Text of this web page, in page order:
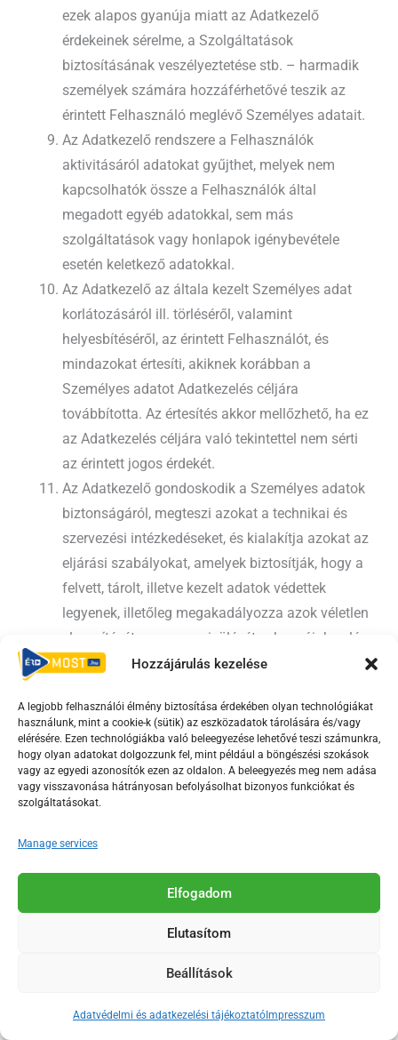
Hozzájárulás kezelése
A legjobb felhasználói élmény biztosítása érdekében olyan technológiákat
használunk, mint a cookie-k (sütik) az eszközadatok tárolására és/vagy
elérésére. Ezen technológiákba való beleegyezése lehetővé teszi számunkra,
hogy olyan adatokat dolgozzunk fel, mint például a böngészési szokások
vagy az egyedi azonosítók ezen az oldalon. A beleegyezés meg nem adása
vagy visszavonása hátrányosan befolyásolhat bizonyos funkciókat és
szolgáltatásokat.
Manage services
Elfogadom
Elutasítom
Beállítások
Adatvédelmi és adatkezelési tájékoztató Impresszum
ezek alapos gyanúja miatt az Adatkezelő
érdekeinek sérelme, a Szolgáltatások
biztosításának veszélyeztetése stb. – harmadik
személyek számára hozzáférhetővé teszik az
érintett Felhasználó meglévő Személyes adatait.
Az Adatkezelő rendszere a Felhasználók
aktivitásáról adatokat gyűjthet, melyek nem
kapcsolhatók össze a Felhasználók által
megadott egyéb adatokkal, sem más
szolgáltatások vagy honlapok igénybevétele
esetén keletkező adatokkal.
Az Adatkezelő az általa kezelt Személyes adat
korlátozásáról ill. törléséről, valamint
helyesbítéséről, az érintett Felhasználót, és
mindazokat értesíti, akiknek korábban a
Személyes adatot Adatkezelés céljára
továbbította. Az értesítés akkor mellőzhető, ha ez
az Adatkezelés céljára való tekintettel nem sérti
az érintett jogos érdekét.
Az Adatkezelő gondoskodik a Személyes adatok
biztonságáról, megteszi azokat a technikai és
szervezési intézkedéseket, és kialakítja azokat az
eljárási szabályokat, amelyek biztosítják, hogy a
felvett, tárolt, illetve kezelt adatok védettek
legyenek, illetőleg megakadályozza azok véletlen
elveszítését, megsemmisülését, a hozzájuk való
jogosulatlan hozzáférést, azok jogosulatlan
illetve terjesztését. E kötelezettség teljesítésére az
Adatkezelő minden olyan harmadik felet felhív,
akik részére Személyes adatokat továbbít.
Adatkezelő mindent megtesz a személyes adatok
vagy jogellenes kezelésével, véletlen
károsodásával szembeni védelmet is ideértve.
Az Adatkezelő felelős a fentiekben írtak
megtartására, annak igazolására.
gdpr@erdmediacentrum.hu